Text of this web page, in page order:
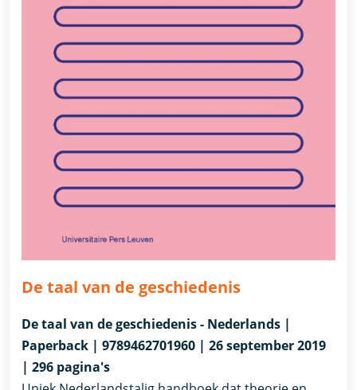
De taal van de geschiedenis
De taal van de geschiedenis - Nederlands |
Paperback | 9789462701960 | 26 september 2019
| 296 pagina's